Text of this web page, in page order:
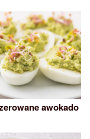
awokado